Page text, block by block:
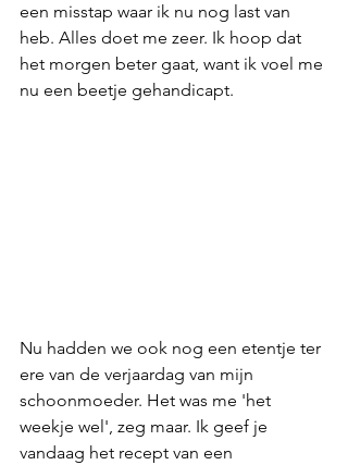
een misstap waar ik nu nog last van
heb. Alles doet me zeer. Ik hoop dat
het morgen beter gaat, want ik voel me
nu een beetje gehandicapt.
Nu hadden we ook nog een etentje ter
ere van de verjaardag van mijn
schoonmoeder. Het was me 'het
weekje wel', zeg maar. Ik geef je
vandaag het recept van een